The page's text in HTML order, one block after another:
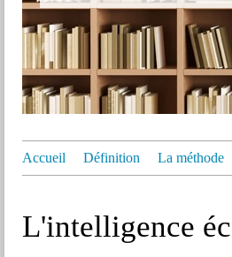
Accueil Définition La méthode
L'intelligence